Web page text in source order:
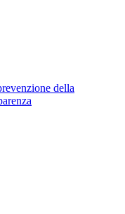
della